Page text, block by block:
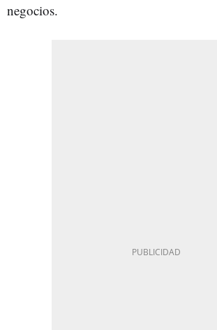
negocios.